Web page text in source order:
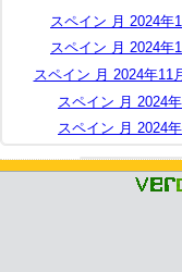
スペイン 月 2024年
スペイン 月 2024年
スペイン 月 2024年11
スペイン 月 2024
スペイン 月 2024